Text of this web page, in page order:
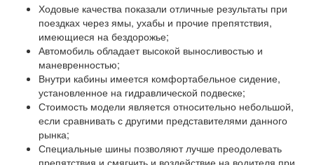
Ходовые качества показали отличные результаты при
поездках через ямы, ухабы и прочие препятствия,
имеющиеся на бездорожье;
Автомобиль обладает высокой выносливостью и
маневренностью;
Внутри кабины имеется комфортабельное сидение,
установленное на гидравлической подвеске;
Стоимость модели является относительно небольшой,
если сравнивать с другими представителями данного
рынка;
Специальные шины позволяют лучше преодолевать
препятствия и смягчить и воздействие на водителя при